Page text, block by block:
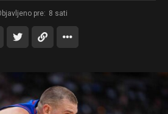
pre: 8 sati